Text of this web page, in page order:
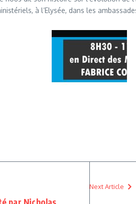
à l’Elysée, dans les
Next Article